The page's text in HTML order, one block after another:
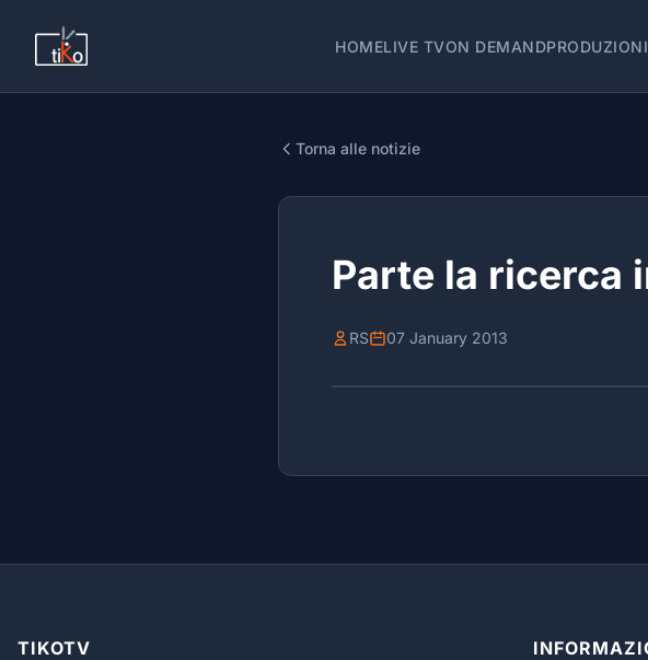
HOMELIVE TVON DEMANDPRODUZIONI
Torna alle notizie
Parte la ricerca
RS 07 January 2013
TIKOTV